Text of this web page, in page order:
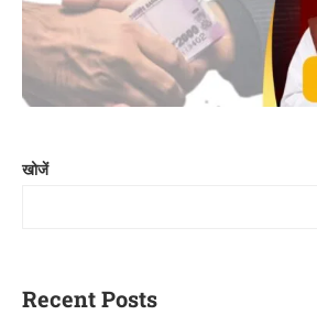
खोजें
Recent Posts